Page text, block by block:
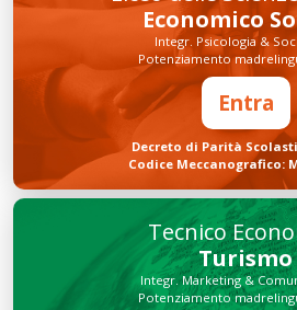
Economico
Integr. Psicologia &
Potenziamento
Entra
Decreto di Parità
Codice Meccanografico:
Tecnico
Turismo
Integr. Marketing &
Potenziamento